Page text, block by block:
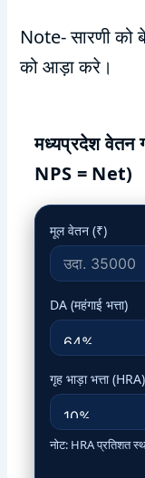
Note- सारणी को
को आड़ा करे।
मध्यप्रदेश
NPS = Net)
मूल वेतन (₹)
DA (महंगाई भत्ता)
गृह भाड़ा भत्ता (HRA)
नोट: HRA प्रतिशत